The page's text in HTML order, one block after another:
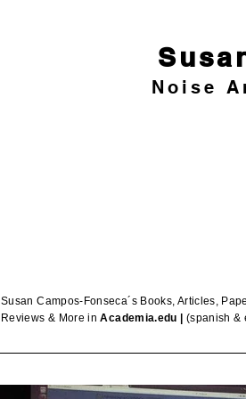
Noise
Susan Campos-Fonseca´s Books, Articles,
Reviews & More inAcademia.edu (spanish &